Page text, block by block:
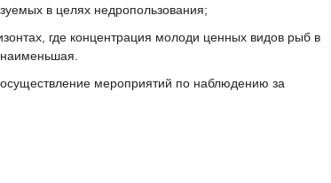
в целях недропользования;
где концентрация молоди ценных видов рыб в
мероприятий по наблюдению за